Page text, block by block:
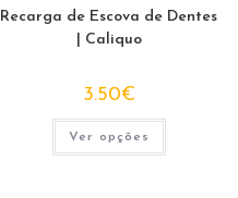
Recarga de Escova de Dentes
| Caliquo
3.50€
Ver opções
This
has